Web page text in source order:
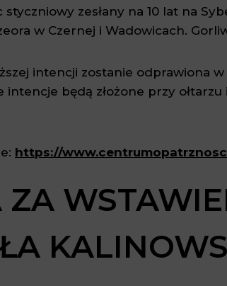
zesłany na 10 lat na
w Czernej i Wadowicach.
intencji zostanie odprawiona
intencje będą złożone przy
https://
ZA